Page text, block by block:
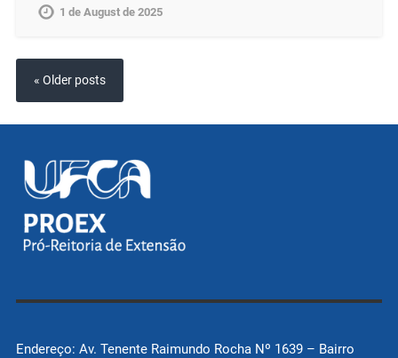
1 de August de 2025
« Older posts
Endereço: Av. Tenente Raimundo Rocha Nº 1639 – Bairro